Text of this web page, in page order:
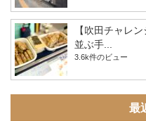
【吹田チャレ
並ぶ手...
3.6k件のビュー
最